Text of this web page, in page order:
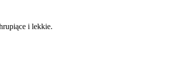
i lekkie.